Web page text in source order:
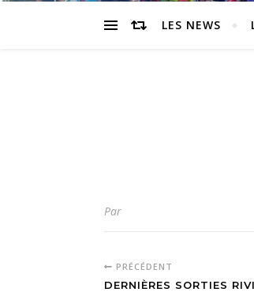
LES NEWS
Par
PRÉCÉDENT
DERNIÈRES SORTIES